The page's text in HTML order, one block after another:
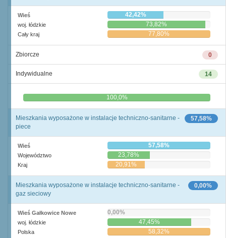
Wieś 42,42%
woj. łódzkie 73,82%
Cały kraj 77,80%
0
Zbiorcze
14
Indywidualne
0,0% 100,0%
57,58%
Mieszkania wyposażone w instalacje techniczno-sanitarne -
piece
Wieś 57,58%
Województwo 23,78%
Kraj 20,91%
0,00%
Mieszkania wyposażone w instalacje techniczno-sanitarne -
gaz sieciowy
Wieś Gałkowice Nowe 0,00%
woj. łódzkie 47,45%
Polska 58,32%